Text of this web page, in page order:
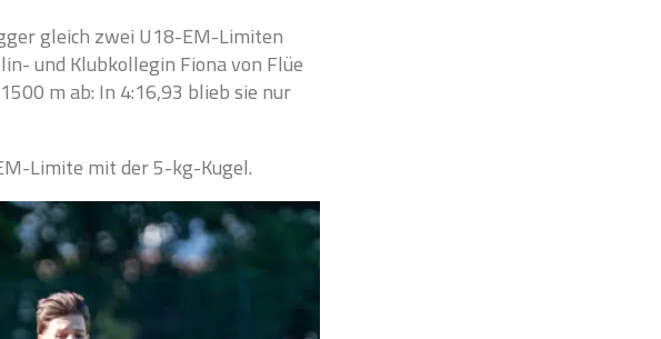
gleich zwei U18-EM-Limiten
und Klubkollegin Fiona von Flüe
m ab: In 4:16,93 blieb sie nur
Limite mit der 5-kg-Kugel.